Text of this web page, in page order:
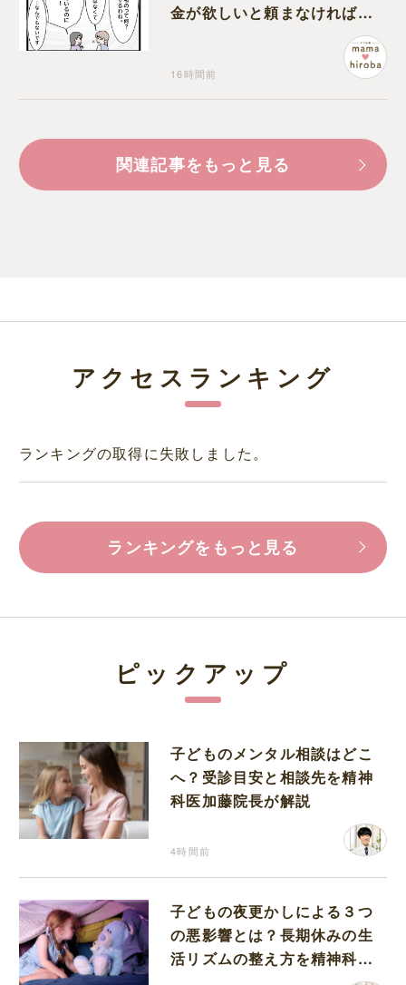
金が欲しいと頼まなければな
16時間前
関連記事をもっと見る
アクセスランキング
ランキングの取得に失敗しました。
ランキングをもっと見る
ピックアップ
子どものメンタル相談はどこ
へ？受診目安と相談先を精神
科医加藤院長が解説
4時間前
子どもの夜更かしによる３つ
の悪影響とは？長期休みの生
活リズムの整え方を精神科医